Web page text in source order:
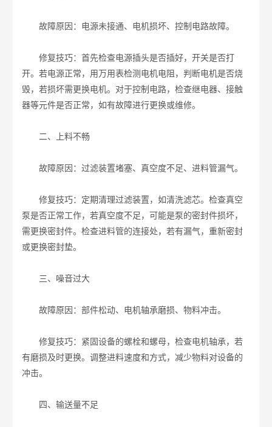
故障原因：电源未接通、电机损坏、控制电路故障。
修复技巧：首先检查电源插头是否插好，开关是否打
开。若电源正常，用万用表检测电机电阻，判断电机是否烧
毁，若损坏需更换电机。对于控制电路，检查继电器、接触
器等元件是否正常，如有故障进行更换或维修。
二、上料不畅
故障原因：过滤装置堵塞、真空度不足、进料管漏气。
修复技巧：定期清理过滤装置，如清洗滤芯。检查真空
泵是否正常工作，若真空度不足，可能是泵的密封件损坏，
需更换密封件。检查进料管的连接处，若有漏气，重新密封
或更换密封垫。
三、噪音过大
故障原因：部件松动、电机轴承磨损、物料冲击。
修复技巧：紧固设备的螺栓和螺母，检查电机轴承，若
有磨损及时更换。调整进料速度和方式，减少物料对设备的
冲击。
四、输送量不足